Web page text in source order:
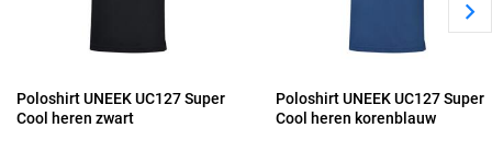
2XL
Poloshirt UNEEK UC127 Super
Cool heren zwart
Poloshirt UNEEK UC127 Super
Cool heren korenblauw